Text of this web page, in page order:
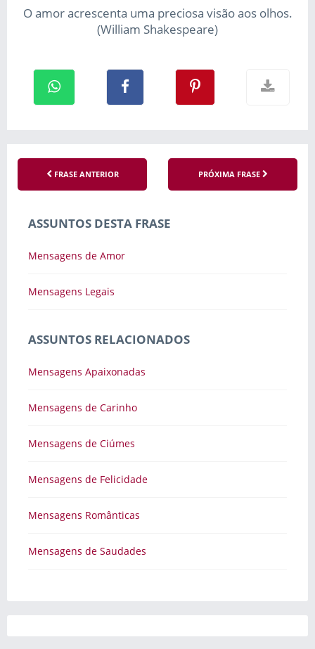
O amor acrescenta uma preciosa visão aos olhos.
(William Shakespeare)
FRASE ANTERIOR PRÓXIMA FRASE
ASSUNTOS DESTA FRASE
Mensagens de Amor
Mensagens Legais
ASSUNTOS RELACIONADOS
Mensagens Apaixonadas
Mensagens de Carinho
Mensagens de Ciúmes
Mensagens de Felicidade
Mensagens Românticas
Mensagens de Saudades